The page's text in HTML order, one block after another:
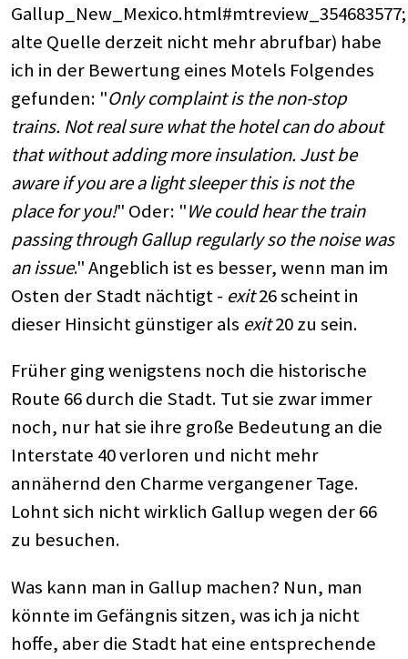
Gallup_New_Mexico.html#mtreview_354683577;
alte Quelle derzeit nicht mehr abrufbar) habe
ich in der Bewertung eines Motels Folgendes
gefunden: "Only complaint is the non-stop
trains. Not real sure what the hotel can do about
that without adding more insulation. Just be
aware if you are a light sleeper this is not the
place for you!" Oder: "We could hear the train
passing through Gallup regularly so the noise was
an issue." Angeblich ist es besser, wenn man im
Osten der Stadt nächtigt - exit26 scheint in
dieser Hinsicht günstiger als exit20 zu sein.
Früher ging wenigstens noch die historische
Route 66 durch die Stadt. Tut sie zwar immer
noch, nur hat sie ihre große Bedeutung an die
Interstate 40 verloren und nicht mehr
annähernd den Charme vergangener Tage.
Lohnt sich nicht wirklich Gallup wegen der 66
zu besuchen.
Was kann man in Gallup machen? Nun, man
könnte im Gefängnis sitzen, was ich ja nicht
hoffe, aber die Stadt hat eine entsprechende